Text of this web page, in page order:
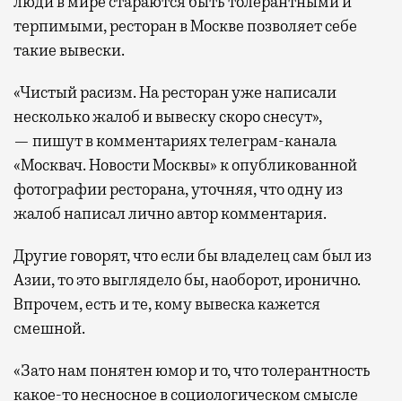
терпимыми, ресторан в Москве позволяет себе
такие вывески.
«Чистый расизм. На ресторан уже написали
несколько жалоб и вывеску скоро снесут»,
— пишут в комментариях телеграм-канала
«Москвач. Новости Москвы» к опубликованной
фотографии ресторана, уточняя, что одну из
жалоб написал лично автор комментария.
Другие говорят, что если бы владелец сам был из
Азии, то это выглядело бы, наоборот, иронично.
Впрочем, есть и те, кому вывеска кажется
смешной.
«Зато нам понятен юмор и то, что толерантность
какое-то несносное в социологическом смысле